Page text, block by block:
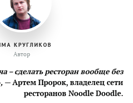
КРУГЛИКОВ
Автор
– сделать ресторан вообще без
— Артем Пророк, владелец сети
ресторанов Noodle Doodle.